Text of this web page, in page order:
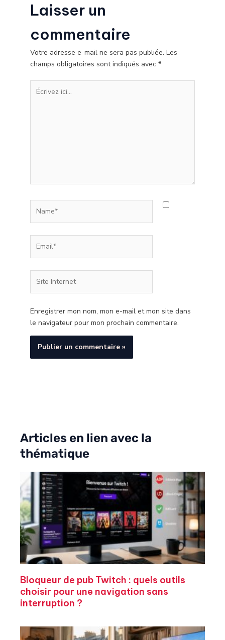
Laisser un
commentaire
Votre adresse e-mail ne sera pas publiée. Les
champs obligatoires sont indiqués avec *
Écrivez
ici…
Internet
Enregistrer mon nom, mon e-mail et mon site dans
le navigateur pour mon prochain commentaire.
Articles en lien avec la
thématique
Bloqueur de pub Twitch : quels outils
choisir pour une navigation sans
interruption ?